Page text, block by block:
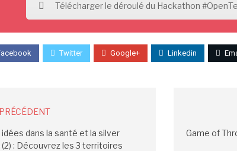
Télécharger le déroulé du Hackathon
Twitter Google+ Linkedin
dans la santé et la silver
: Découvrez les 3 territoires
Game of